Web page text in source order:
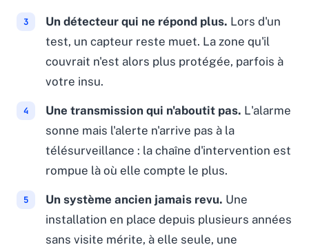
Un détecteur qui ne répond plus. Lors d'un
test, un capteur reste muet. La zone qu'il
couvrait n'est alors plus protégée, parfois à
votre insu.
Une transmission qui n'aboutit pas. L'alarme
sonne mais l'alerte n'arrive pas à la
télésurveillance : la chaîne d'intervention est
rompue là où elle compte le plus.
Un système ancien jamais revu. Une
installation en place depuis plusieurs années
sans visite mérite, à elle seule, une